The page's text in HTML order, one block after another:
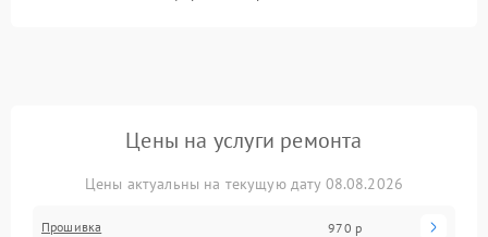
Цены на услуги ремонта
Цены актуальны на текущую дату 08.08.2026
Прошивка 970 р